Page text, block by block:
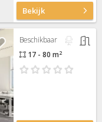
Bekijk
Beschikbaar
17 - 80 m2